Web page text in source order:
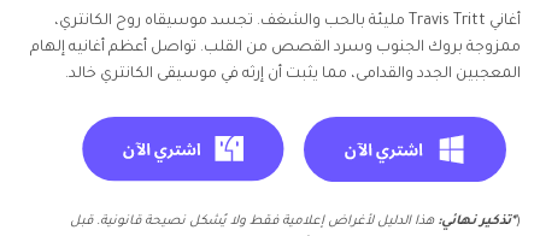
أغاني Travis Tritt مليئة بالحب والشغف. تجسد موسيقاه روح الكانتري،
ممزوجة بروك الجنوب وسرد القصص من القلب. تواصل أعظم أغانيه إلهام
المعجبين الجدد والقدامى، مما يثبت أن إرثه في موسيقى الكانتري خالد.
(*تذكير نهائي: هذا الدليل لأغراض إعلامية فقط ولا يُشكل نصيحة قانونية. قبل